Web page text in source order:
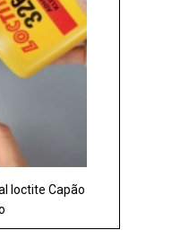
loctite Capão